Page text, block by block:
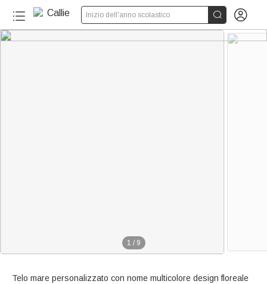
Inizio dell'anno scolastico  
1 / 9
Telo mare personalizzato con nome multicolore design floreale